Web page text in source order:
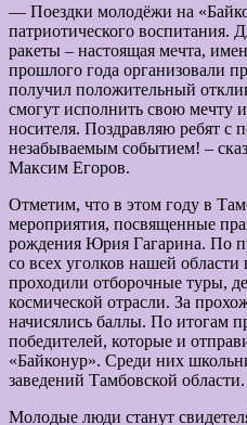
— Поездки молодёжи на
патриотического воспитания.
ракеты – настоящая мечта,
прошлого года организовали
получил положительный
смогут исполнить свою мечту
носителя. Поздравляю ребят с
незабываемым событием! –
Максим Егоров.
Отметим, что в этом году в
мероприятия, посвященные
рождения Юрия Гагарина. По
со всех уголков нашей области
проходили отборочные туры,
космической отрасли. За
начисялись баллы. По итогам
победителей, которые и
«Байконур». Среди них
заведений Тамбовской области.
Молодые люди станут